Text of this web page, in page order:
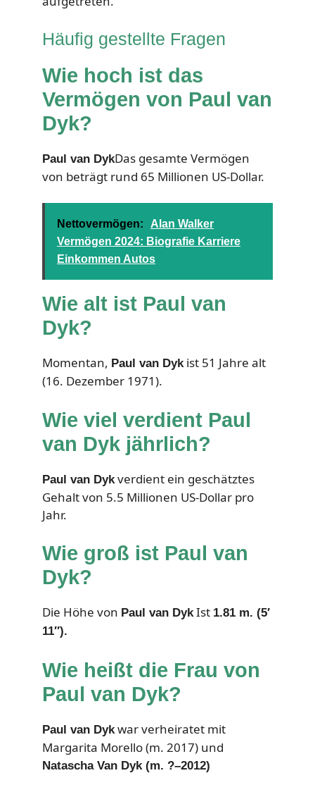
Häufig gestellte Fragen
Wie hoch ist das
Vermögen von Paul van
Dyk?
Paul van DykDas gesamte Vermögen
von beträgt rund 65 Millionen US-Dollar.
Nettovermögen:
Alan Walker
Vermögen 2024: Biografie Karriere
Einkommen Autos
Wie alt ist Paul van
Dyk?
Momentan, Paul van Dykist 51 Jahre alt
(16. Dezember 1971).
Wie viel verdient Paul
van Dyk jährlich?
Paul van Dykverdient ein geschätztes
Gehalt von 5.5 Millionen US-Dollar pro
Jahr.
Wie groß ist Paul van
Dyk?
Die Höhe von Paul van DykIst 1.81 m. (5′
11″).
Wie heißt die Frau von
Paul van Dyk?
Paul van Dykwar verheiratet mit
Margarita Morello (m. 2017) und
Natascha Van Dyk (m. ?–2012)